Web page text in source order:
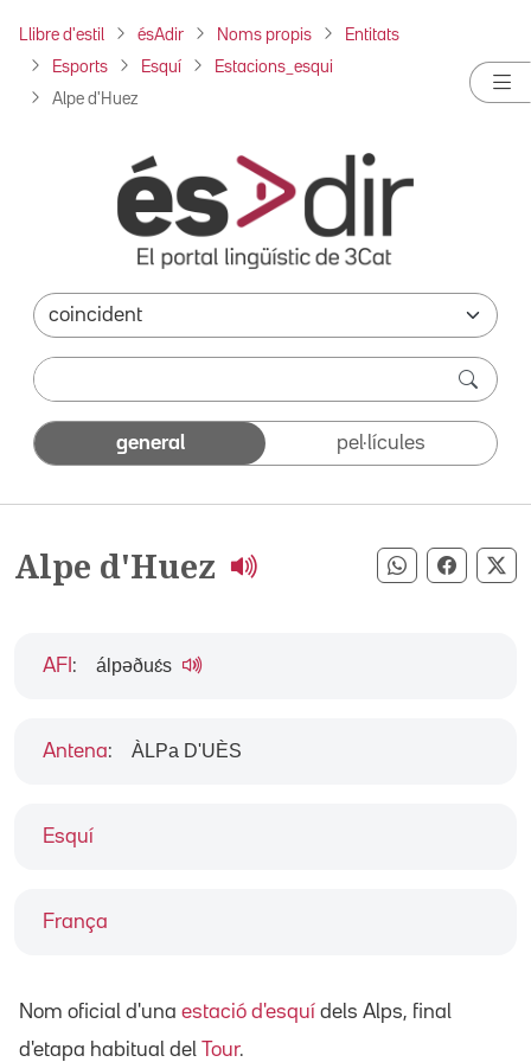
Llibre d'estil ésAdir Noms propis Entitats
Esports Esquí Estacions_esqui
Alpe d'Huez
general pel·lícules
Alpe d'Huez Compartir
Esquí
França
AFI : álpəðuɛ́s
Antena: ÀLPa D'UÈS
Nom oficial d'una estació d'esquí dels Alps, final
d'etapa habitual del
Tour.